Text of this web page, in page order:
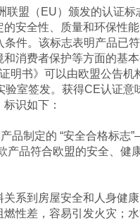
联盟（EU）颁发的认证
安全性、质量和环保性
件。该标志表明产品已
消费者保护等方面的基
明书》可以由欧盟公告机
室签发。获得CE认证意
识如下：
品制定的 “安全合格标
产品符合欧盟的安全、健
系到房屋安全和人身健
性差，容易引发火灾；